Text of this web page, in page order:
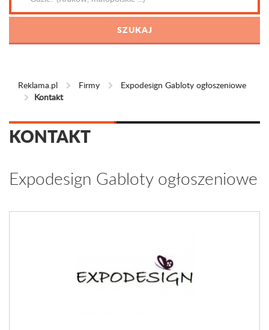
Reklama.pl Firmy
Expodesign Gabloty ogłoszeniowe
Kontakt
KONTAKT
Expodesign Gabloty ogłoszeniowe